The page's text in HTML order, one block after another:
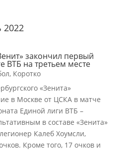
2022
закончил первый
ВТБ на третьем месте
, Коротко
«Зенита»
в Москве от ЦСКА в матче
Единой лиги ВТБ –
в составе «Зенита»
Калеб Хоумсли,
Кроме того, 17 очков и